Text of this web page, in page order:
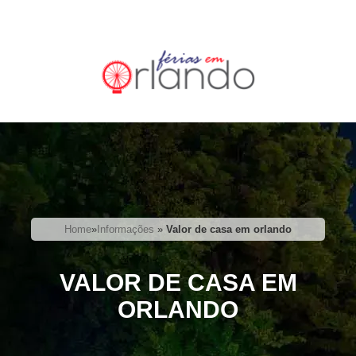
Home» Informações » Valor de casa em orlando
VALOR DE CASA EM
ORLANDO